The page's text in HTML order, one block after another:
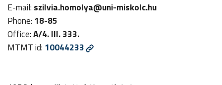
E-mail: szilvia.homolya@uni-miskolc.hu
Phone: 18-85
Office:A/4. III. 333.
MTMT id: 10044233